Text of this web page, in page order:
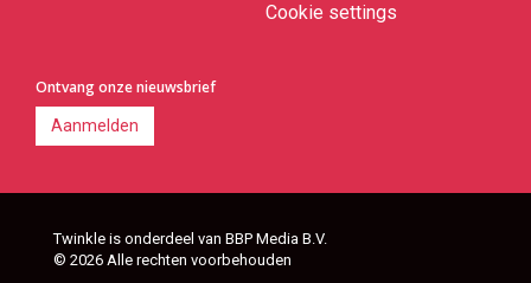
Cookie settings
Ontvang onze nieuwsbrief
Aanmelden
Twinkle is onderdeel van BBP Media B.V.
© 2026 Alle rechten voorbehouden